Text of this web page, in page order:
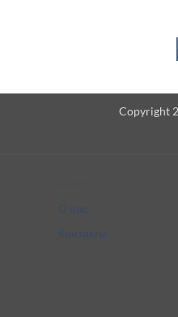
Copyright
О нас
Контакты